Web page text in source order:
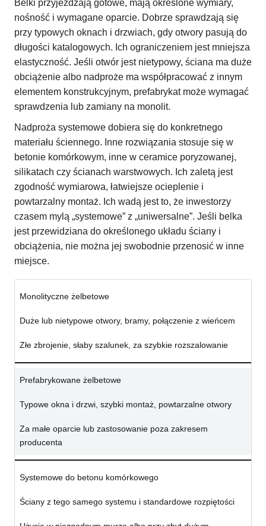
Belki przyjeżdżają gotowe, mają określone wymiary,
nośność i wymagane oparcie. Dobrze sprawdzają się
przy typowych oknach i drzwiach, gdy otwory pasują do
długości katalogowych. Ich ograniczeniem jest mniejsza
elastyczność. Jeśli otwór jest nietypowy, ściana ma duże
obciążenie albo nadproże ma współpracować z innym
elementem konstrukcyjnym, prefabrykat może wymagać
sprawdzenia lub zamiany na monolit.
Nadproża systemowe dobiera się do konkretnego
materiału ściennego. Inne rozwiązania stosuje się w
betonie komórkowym, inne w ceramice poryzowanej,
silikatach czy ścianach warstwowych. Ich zaletą jest
zgodność wymiarowa, łatwiejsze ocieplenie i
powtarzalny montaż. Ich wadą jest to, że inwestorzy
czasem mylą „systemowe” z „uniwersalne”. Jeśli belka
jest przewidziana do określonego układu ściany i
obciążenia, nie można jej swobodnie przenosić w inne
miejsce.
Monolityczne żelbetowe
Duże lub nietypowe otwory, bramy, połączenie z wieńcem
Złe zbrojenie, słaby szalunek, za szybkie rozszalowanie
Prefabrykowane żelbetowe
Typowe okna i drzwi, szybki montaż, powtarzalne otwory
Za małe oparcie lub zastosowanie poza zakresem
producenta
Systemowe do betonu komórkowego
Ściany z tego samego systemu i standardowe rozpiętości